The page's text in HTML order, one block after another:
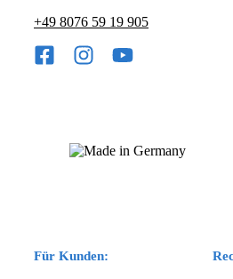
+49 8076 59 19 905
Für Kunden: